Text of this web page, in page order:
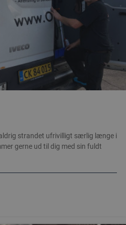
strandet ufrivilligt særlig længe i
gerne ud til dig med sin fuldt